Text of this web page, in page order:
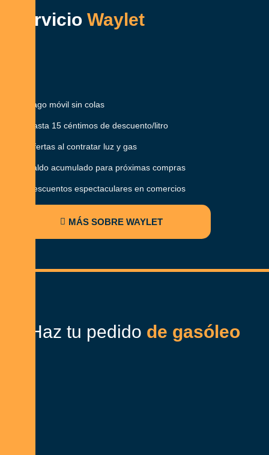
Servicio Waylet
Pago móvil sin colas
Hasta 15 céntimos de descuento/litro
Ofertas al contratar luz y gas
Saldo acumulado para próximas compras
Descuentos espectaculares en comercios
MÁS SOBRE WAYLET
Haz tu pedido de gasóleo